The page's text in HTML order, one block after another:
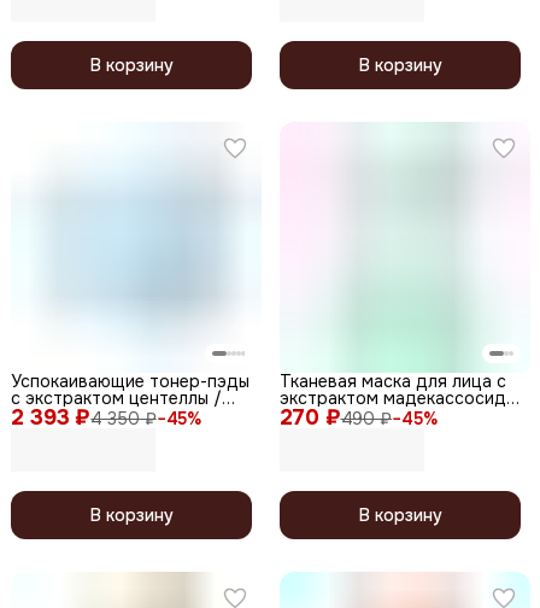
В корзину В корзину
2 393 ₽4 350 ₽−45%
Успокаивающие тонер-пэды
с экстрактом центеллы /
Soon Jung CICA Toner Pad,
130 мл
В корзину
270 ₽490 ₽−45%
Тканевая маска для лица с
экстрактом мадекассосида
/ 0.2 Therapy Air Mask
Madecassoside, 20 мл
В корзину